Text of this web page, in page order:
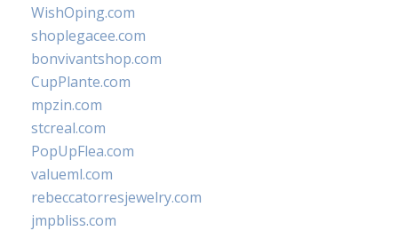
WishOping.com
shoplegacee.com
bonvivantshop.com
CupPlante.com
mpzin.com
stcreal.com
PopUpFlea.com
valueml.com
rebeccatorresjewelry.com
jmpbliss.com